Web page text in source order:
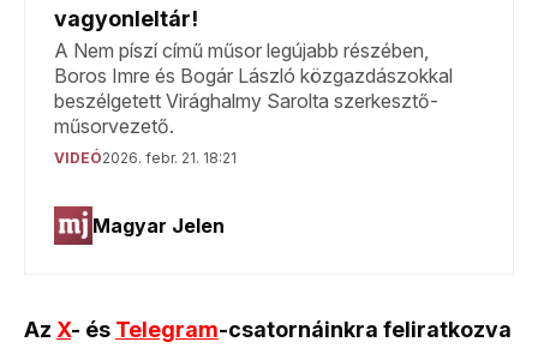
Az X- és Telegram-csatornáinkra feliratkozva